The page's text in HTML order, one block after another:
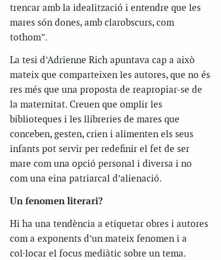
trencar amb la idealització i entendre que les
mares són dones, amb clarobscurs, com
tothom”.
La tesi d’Adrienne Rich apuntava cap a això
mateix que comparteixen les autores, que no és
res més que una proposta de reapropiar-se de
la maternitat. Creuen que omplir les
biblioteques i les llibreries de mares que
conceben, gesten, crien i alimenten els seus
infants pot servir per redefinir el fet de ser
mare com una opció personal i diversa i no
com una eina patriarcal d’alienació.
Un fenomen literari?
Hi ha una tendència a etiquetar obres i autores
com a exponents d’un mateix fenomen i a
col·locar el focus mediàtic sobre un tema.